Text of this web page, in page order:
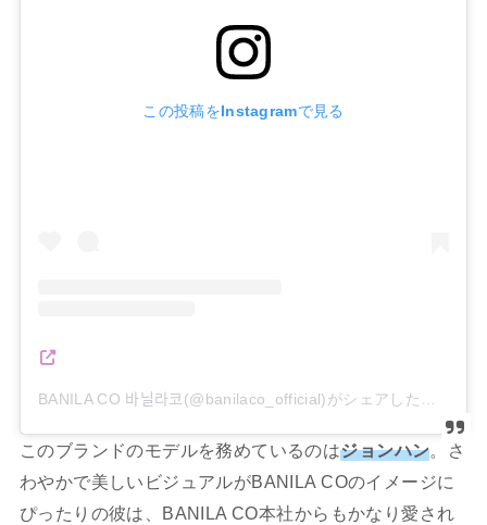
この投稿をInstagramで見る
このブランドのモデルを務めているのはジョンハン。さ
わやかで美しいビジュアルがBANILA COのイメージに
ぴったりの彼は、BANILA CO本社からもかなり愛され